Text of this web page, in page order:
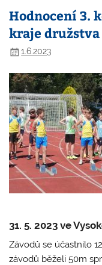
Hodnocení 3.
kraje
1.6.2023
31. 5. 2023 ve
Závodů se účastnilo
závodů běželi 50m